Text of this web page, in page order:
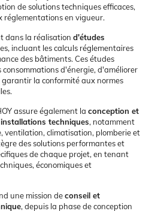
de solutions techniques efficaces,
réglementations en vigueur.
dans la réalisation d'études
incluant les calculs réglementaires
des bâtiments. Ces études
d'énergie, d'améliorer
la conformité aux normes
assure également la conception et
techniques, notamment
ventilation, climatisation, plomberie et
des solutions performantes et
de chaque projet, en tenant
économiques et
une mission deconseil et
, depuis la phase de conception